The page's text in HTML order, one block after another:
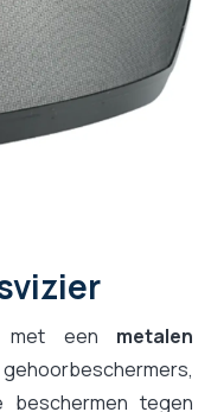
een metalen
tegen